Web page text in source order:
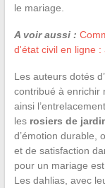
le mariage.
A voir aussi :
d'état civil en ligne
Les auteurs dotés d’
contribué à enrichir
ainsi
les rosiers de
d’émotion durable,
et de satisfaction
pour un mariage
Les dahlias, avec